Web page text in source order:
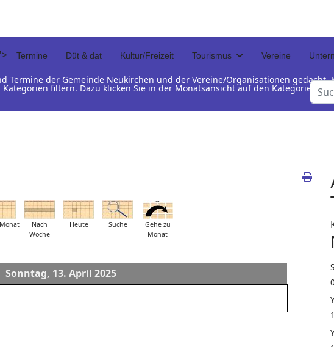
Termine Düt & dat Kultur/Freizeit Tourismus Vereine
Termine der Gemeinde Neukirchen und der Vereine/Organisationen gedacht.
filtern. Dazu klicken Sie in der Monatsansicht auf den
Nach
Woche
Heute Suche
Gehe zu
Monat
Sonntag, 13. April 2025